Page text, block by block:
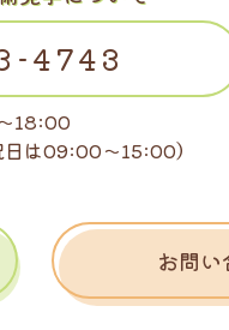
4743
18:00
は09:00～15:00）
お問